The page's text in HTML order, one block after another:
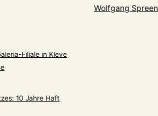
Filiale in Kleve
10 Jahre Haft
Wolfgang Spreen